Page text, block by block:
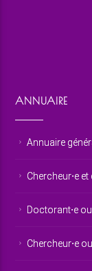
ANNUAIRE
Annuaire
Chercheur⋅e
Doctorant⋅e
Chercheur⋅e